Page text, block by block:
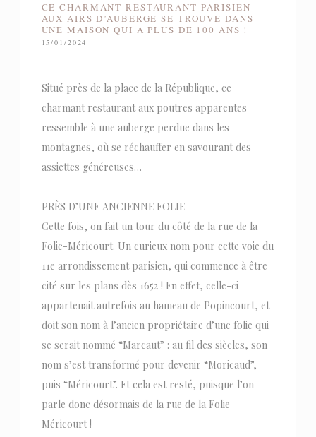
CE CHARMANT RESTAURANT PARISIEN
AUX AIRS D’AUBERGE SE TROUVE DANS
UNE MAISON QUI A PLUS DE 100 ANS !
15/01/2024
Situé près de la place de la République, ce
charmant restaurant aux poutres apparentes
ressemble à une auberge perdue dans les
montagnes, où se réchauffer en savourant des
assiettes généreuses…
PRÈS D’UNE ANCIENNE FOLIE
Cette fois, on fait un tour du côté de la rue de la
Folie-Méricourt. Un curieux nom pour cette voie du
11e arrondissement parisien, qui commence à être
cité sur les plans dès 1652 ! En effet, celle-ci
appartenait autrefois au hameau de Popincourt, et
doit son nom à l’ancien propriétaire d’une folie qui
se serait nommé “Marcaut” : au fil des siècles, son
nom s’est transformé pour devenir “Moricaud”,
puis “Méricourt”. Et cela est resté, puisque l’on
parle donc désormais de la rue de la Folie-
Méricourt !